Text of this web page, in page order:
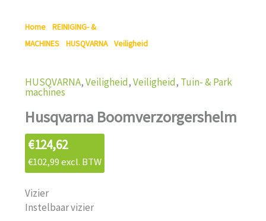
Home
REINIGING- &
MACHINES
HUSQVARNA/ Veiligheid
HUSQVARNA,Veiligheid,Veiligheid, Tuin- & Park
machines
Husqvarna Boomverzorgershelm
€124,62
€102,99excl. BTW
Vizier
Instelbaar vizier